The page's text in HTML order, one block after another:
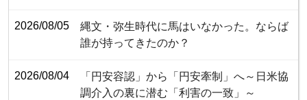
2026/08/05
縄文・弥生時代に馬はいなかった。ならば
誰が持ってきたのか？
2026/08/04
「円安容認」から「円安牽制」へ～日米協
調介入の裏に潜む「利害の一致」～